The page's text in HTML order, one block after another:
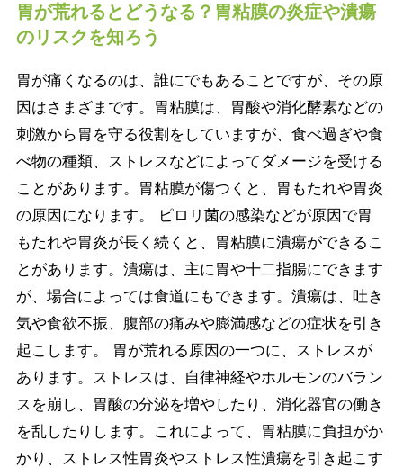
胃が荒れるとどうなる？胃粘膜の炎症や潰瘍
のリスクを知ろう
胃が痛くなるのは、誰にでもあることですが、その原
因はさまざまです。胃粘膜は、胃酸や消化酵素などの
刺激から胃を守る役割をしていますが、食べ過ぎや食
べ物の種類、ストレスなどによってダメージを受ける
ことがあります。胃粘膜が傷つくと、胃もたれや胃炎
の原因になります。 ピロリ菌の感染などが原因で胃
もたれや胃炎が長く続くと、胃粘膜に潰瘍ができるこ
とがあります。潰瘍は、主に胃や十二指腸にできます
が、場合によっては食道にもできます。潰瘍は、吐き
気や食欲不振、腹部の痛みや膨満感などの症状を引き
起こします。 胃が荒れる原因の一つに、ストレスが
あります。ストレスは、自律神経やホルモンのバラン
スを崩し、胃酸の分泌を増やしたり、消化器官の働き
を乱したりします。これによって、胃粘膜に負担がか
かり、ストレス性胃炎やストレス性潰瘍を引き起こす